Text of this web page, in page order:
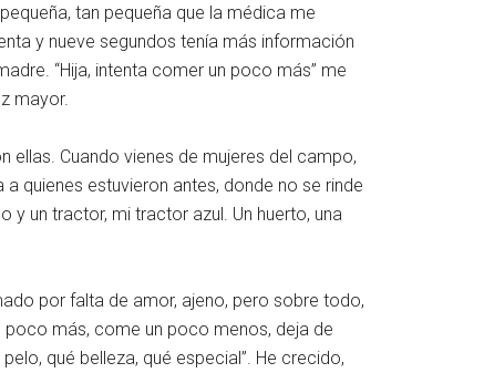
tan pequeña que la médica me
y nueve segundos tenía más información
“Hija, intenta comer un poco más” me
mayor.
ellas. Cuando vienes de mujeres del campo,
quienes estuvieron antes, donde no se rinde
un tractor, mi tractor azul. Un huerto, una
por falta de amor, ajeno, pero sobre todo,
más, come un poco menos, deja de
qué belleza, qué especial”. He crecido,